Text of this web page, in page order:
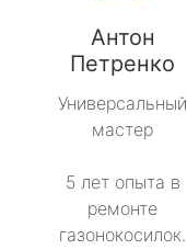
Антон
Петренко
Универсальный
мастер
5 лет опыта в
ремонте
газонокосилок.